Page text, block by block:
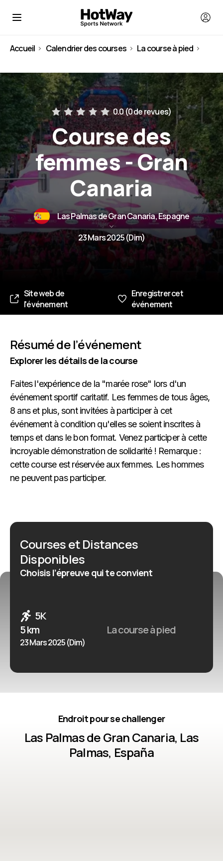
Accueil Calendrier des courses
La course à pied
0.0 (0 de revues)
Course des
femmes - Gran
Canaria
Las Palmas de Gran Canaria, Espagne
23 Mars 2025 (Dim)
Site web de
l'événement
Enregistrer cet
événement
Résumé de l’événement
Explorer les détails de la course
Faites l'expérience de la "marée rose" lors d'un
événement sportif caritatif. Les femmes de tous âges,
8 ans et plus, sont invitées à participer à cet
événement à condition qu'elles se soient inscrites à
temps et dans le bon format. Venez participer à cette
incroyable démonstration de solidarité ! Remarque :
cette course est réservée aux femmes. Les hommes
ne peuvent pas participer.
Courses et Distances
Disponibles
Choisis l’épreuve qui te convient
5K
5 km
La course à pied
23 Mars 2025 (Dim)
Endroit pour se challenger
Las Palmas de Gran Canaria, Las
Palmas, España